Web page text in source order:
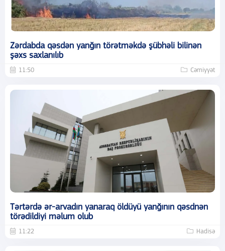
Zərdabda qəsdən yanğın törətməkdə şübhəli bilinən
şəxs saxlanılıb
11:50 Cəmiyyət
Tərtərdə ər-arvadın yanaraq öldüyü yanğının qəsdnən
törədildiyi məlum olub
11:22 Hadisə